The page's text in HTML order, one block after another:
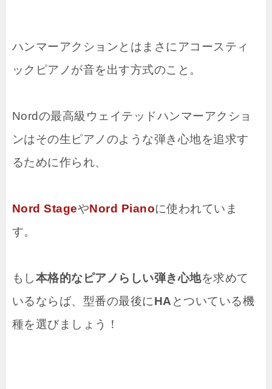
ハンマーアクションとはまさにアコースティ
ックピアノが音を出す方式のこと。
Nordの最高級ウェイテッドハンマーアクショ
ンはその生ピアノのような弾き心地を追求す
るために作られ、
Nord StageやNord Pianoに使われていま
す。
もし本格的なピアノらしい弾き心地を求めて
いるならば、型番の最後にHA とついている機
種を選びましょう！